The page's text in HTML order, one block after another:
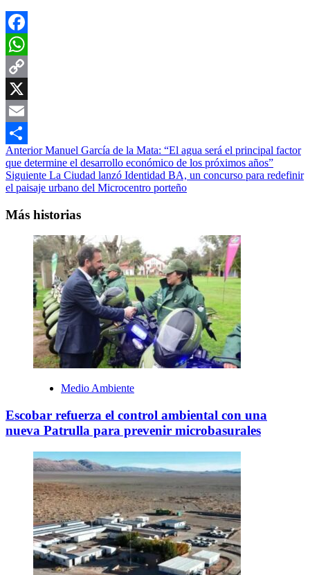
Facebook
WhatsApp
Copy
Link
X
Email
Compartir
Navegación
de
entradas
AnteriorManuel García de la Mata: “El agua será el principal factor
que determine el desarrollo económico de los próximos años”
Siguiente La Ciudad lanzó Identidad BA, un concurso para redefinir
el paisaje urbano del Microcentro porteño
Más historias
Medio Ambiente
Escobar refuerza el control ambiental con una
nueva Patrulla para prevenir microbasurales